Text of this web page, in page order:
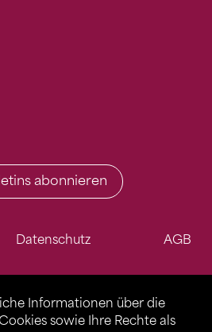
Informationen über die
sowie Ihre Rechte als
abonnieren
Datenschutz AGB